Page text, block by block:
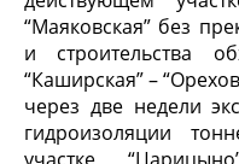
“Маяковская” без
и строительства
“Каширская” –
через две недели
гидроизоляции